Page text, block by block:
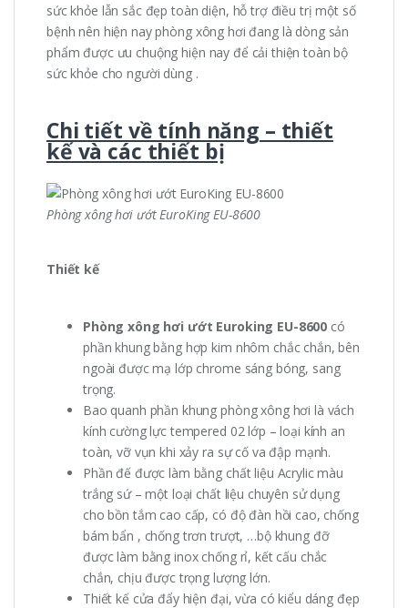
sức khỏe lẫn sắc đẹp toàn diện, hỗ trợ điều trị một số
bệnh nên hiện nay phòng xông hơi đang là dòng sản
phẩm được ưu chuộng hiện nay để cải thiện toàn bộ
sức khỏe cho người dùng .
Chi tiết về tính năng – thiết
kế và các thiết bị
Phòng xông hơi ướt EuroKing EU-8600
Thiết kế
Phòng xông hơi ướt Euroking EU-8600 có
phần khung bằng hợp kim nhôm chắc chắn, bên
ngoài được mạ lớp chrome sáng bóng, sang
trọng.
Bao quanh phần khung phòng xông hơi là vách
kính cường lực tempered 02 lớp – loại kính an
toàn, vỡ vụn khi xảy ra sự cố va đập mạnh.
Phần đế được làm bằng chất liệu Acrylic màu
trắng sứ – một loại chất liệu chuyên sử dụng
cho bồn tắm cao cấp, có độ đàn hồi cao, chống
bám bẩn , chống trơn trượt, …bộ khung đỡ
được làm bằng inox chống rỉ, kết cấu chắc
chắn, chịu được trọng lượng lớn.
Thiết kế cửa đẩy hiện đại, vừa có kiểu dáng đẹp